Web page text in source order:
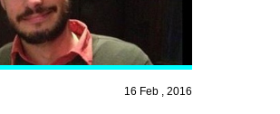
DEGENERAZIONE
GAZA FREESTYLE
16 Feb , 2016